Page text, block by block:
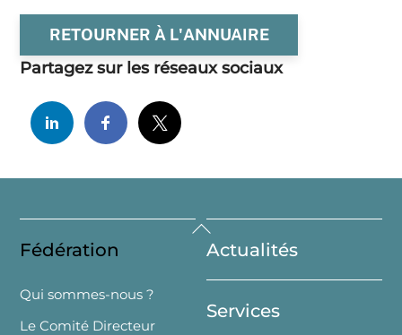
RETOURNER À L'ANNUAIRE
Partagez sur les réseaux sociaux
Back
To
Top
Fédération
Qui sommes-nous ?
Le Comité Directeur
Actualités
Services